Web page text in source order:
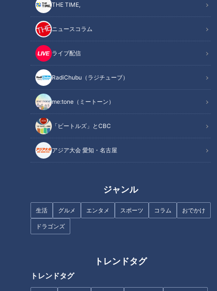
THE TIME,
ニュースコラム
ライブ配信
RadiChubu（ラジチューブ）
me:tone（ミートーン）
「ビートルズ」とCBC
アジア大会 愛知・名古屋
ジャンル
生活 グルメ エンタメ スポーツ コラム おでかけ
ドラゴンズ
トレンドタグ
トレンドタグ
・ロケの企画内容はそれぞれ異なる
・毎回ロケの最後に、交際に向けて連絡先を交換したい気持ち
がお互いに生まれたら交換
・ただし、2人目の相手と交換したくなったら、前の人の連絡
先は消すのがルール
今回は、“笑い”で勝負したいと意気込む芸人が、あの手この手
で元アイドルの気持ちをつかもうと奮闘します。その想いは、
果たして届くのでしょうか？
「穏やかな人がいい」元アイドルの一言に一喜一憂
「最後まで届けます！」背負いかごに込めた芸人の覚悟
必殺技“駄菓子サプライズ”で2人の距離は縮まるのか？
オススメ関連コンテンツ
“なしではない”はチャンス？友達止まり芸人、今
度こそ恋愛対象へ？！